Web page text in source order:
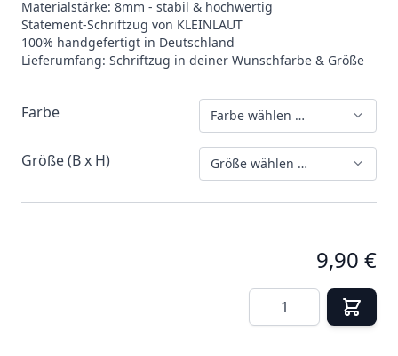
Materialstärke: 8mm - stabil & hochwertig
Statement-Schriftzug von KLEINLAUT
100% handgefertigt in Deutschland
Lieferumfang: Schriftzug in deiner Wunschfarbe & Größe
Farbe Farbe wählen …
Größe (B x H) Größe wählen …
9,90 €
Menge